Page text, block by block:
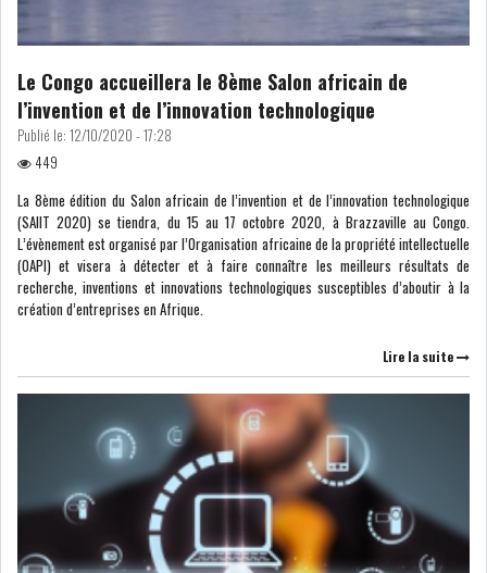
ZOOM ENTREPRISE
ARCHIVES DES COURS
HISTORIQUE ANALYSES HEBDOMADAIRES
GRAPHIQUE DU TUNINDEX
Le Congo accueillera le 8ème Salon africain de
l’invention et de l’innovation technologique
Publié le: 12/10/2020 - 17:28
449
La 8ème édition du Salon africain de l’invention et de l’innovation technologique
(SAIIT 2020) se tiendra, du 15 au 17 octobre 2020, à Brazzaville au Congo.
L’évènement est organisé par l’Organisation africaine de la propriété intellectuelle
(OAPI) et visera à détecter et à faire connaître les meilleurs résultats de
recherche, inventions et innovations technologiques susceptibles d’aboutir à la
création d’entreprises en Afrique.
Lire la suite